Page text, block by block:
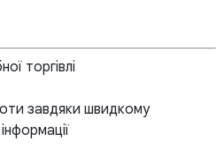
торгівлі
завдяки швидкому